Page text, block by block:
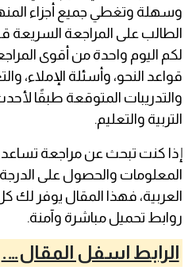
وسهلة وتغطي جميع أجزاء
الطالب على المراجعة السريعة
لكم اليوم واحدة من أقوى
قواعد النحو، وأسئلة الإملاء،
والتدريبات المتوقعة طبقًا
التربية والتعليم.
إذا كنت تبحث عن مراجعة
المعلومات والحصول على الدرجة
العربية، فهذا المقال يوفر لك
روابط تحميل مباشرة وآمنة.
الرابط اسفل المقال….